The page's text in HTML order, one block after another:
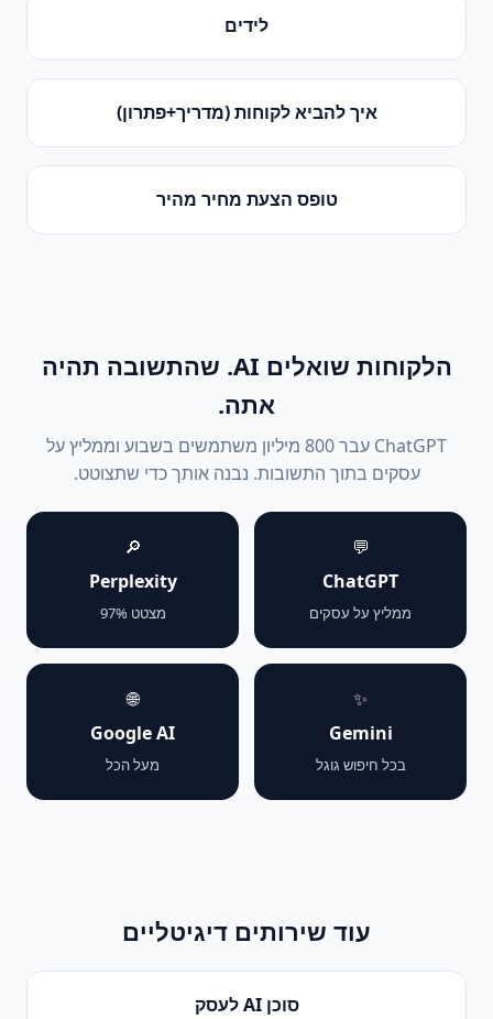
לידים
איך להביא לקוחות (מדריך+פתרון)
טופס הצעת מחיר מהיר
הלקוחות שואלים AI. שהתשובה תהיה
אתה.
ChatGPT עבר 800 מיליון משתמשים בשבוע וממליץ על
עסקים בתוך התשובות. נבנה אותך כדי שתצוטט.
💬
ChatGPT
ממליץ על עסקים
🔎
Perplexity
מצטט 97%
✨
Gemini
בכל חיפוש גוגל
🌐
Google AI
מעל הכל
עוד שירותים דיגיטליים
סוכן AI לעסק